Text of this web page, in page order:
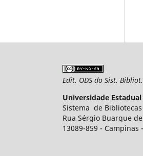
Edit. ODS do Sist.
Universidade
Sistema de
Rua Sérgio Buarque
13089-859 - Campinas